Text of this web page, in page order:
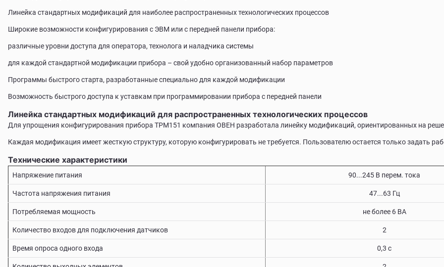
Линейка стандартных модификаций для наиболее распространенных технологических процессов
Широкие возможности конфигурирования с ЭВМ или с передней панели прибора:
различные уровни доступа для оператора, технолога и наладчика системы
для каждой стандартной модификации прибора – свой удобно организованный набор параметров
Программы быстрого старта, разработанные специально для каждой модификации
Возможность быстрого доступа к уставкам при программировании прибора с передней панели
Линейка стандартных модификаций для распространенных технологических процессов
Для упрощения конфигурирования прибора ТРМ151 компания ОВЕН разработала линейку модификаций, ориентированных на
Каждая модификация имеет жесткую структуру, которую конфигурировать не требуется. Пользователю остается только задать
Технические характеристики
Напряжение питания 90...245 В перем. тока
Частота напряжения питания 47...63 Гц
Потребляемая мощность не более 6 ВА
Количество входов для подключения датчиков 2
Время опроса одного входа 0,3 с